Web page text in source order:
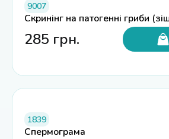
9007
Скринінг на патогенні гриби
285 грн.
1839
Спермограма